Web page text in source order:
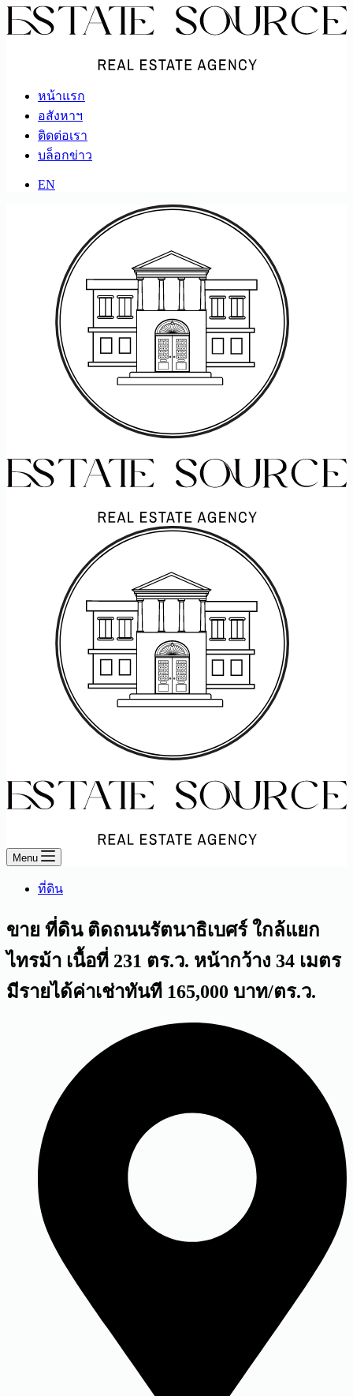
หน้าแรก
อสังหาฯ
ติดต่อเรา
บล็อกข่าว
EN
Menu
ที่ดิน
ขาย ที่ดิน ติดถนนรัตนาธิเบศร์ ใกล้แยก
ไทรม้า เนื้อที่ 231 ตร.ว. หน้ากว้าง 34 เมตร
มีรายได้ค่าเช่าทันที 165,000 บาท/ตร.ว.